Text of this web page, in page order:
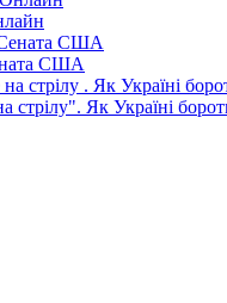
США
Як Україні